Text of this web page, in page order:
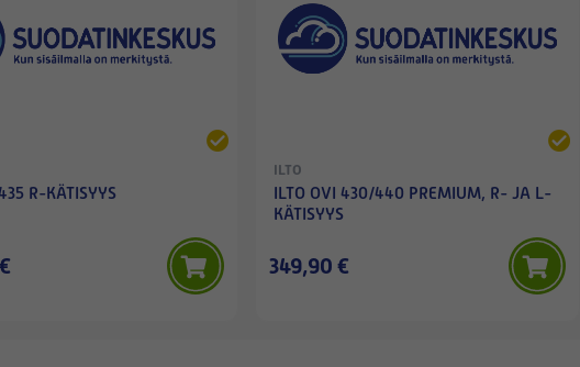
R-KÄTISYYS
ILTO
ILTO OVI 430/440 PREMIUM, R- JA L-
KÄTISYYS
349,90 €